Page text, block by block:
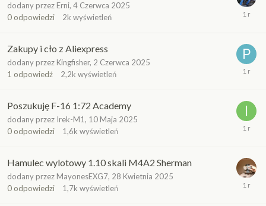
dodany przez Erni, 4 Czerwca 2025
0 odpowiedzi 2k wyświetleń
Zakupy i cło z Aliexpress
dodany przez Kingfisher, 2 Czerwca 2025
1 odpowiedź 2,2k wyświetleń
Poszukuję F-16 1:72 Academy
dodany przez Irek-M1, 10 Maja 2025
0 odpowiedzi 1,6k wyświetleń
Hamulec wylotowy 1.10 skali M4A2 Sherman
dodany przez MayonesEXG7, 28 Kwietnia 2025
0 odpowiedzi 1,7k wyświetleń